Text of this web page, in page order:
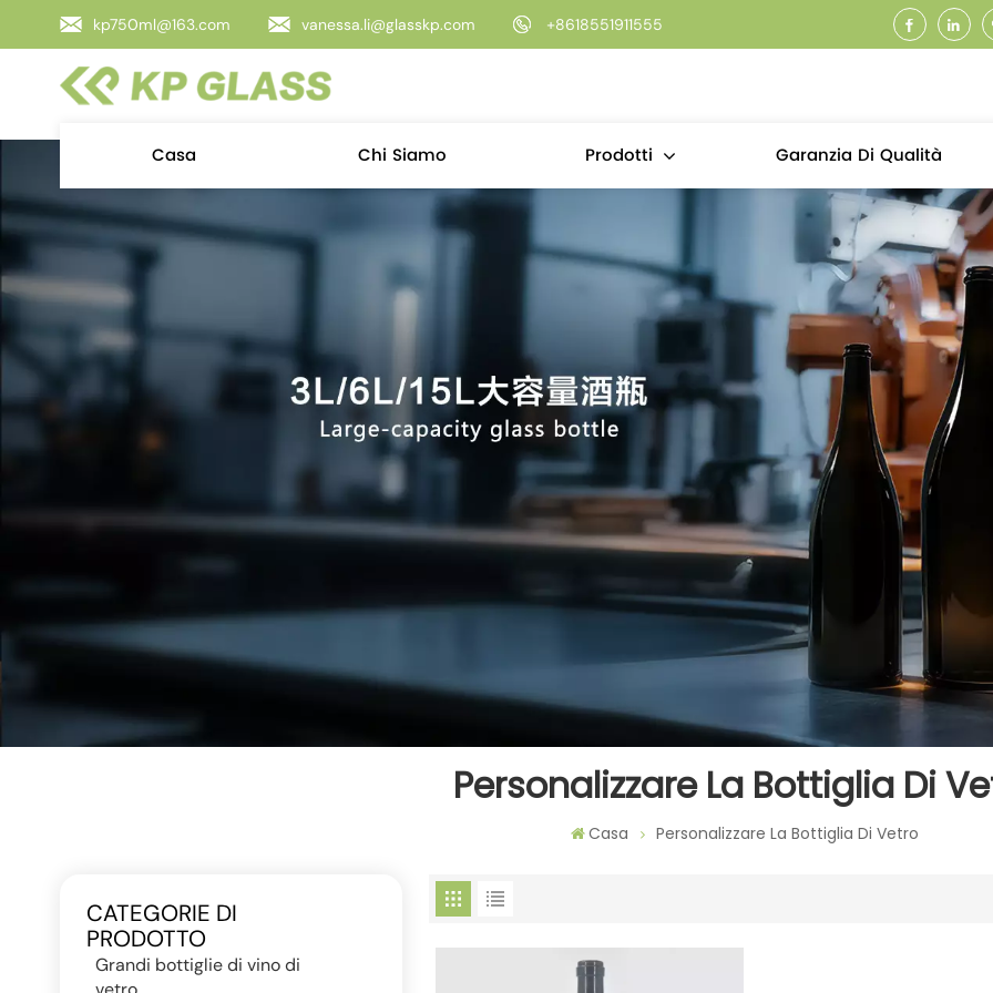
kp750ml@163.com vanessa.li@glasskp.com +8618551911555
Casa Chi Siamo Prodotti Garanzia Di Qualità
Personalizzare La Bottiglia Di
Casa Personalizzare La Bottiglia Di Vetro
CATEGORIE DI
PRODOTTO
Grandi bottiglie di vino di